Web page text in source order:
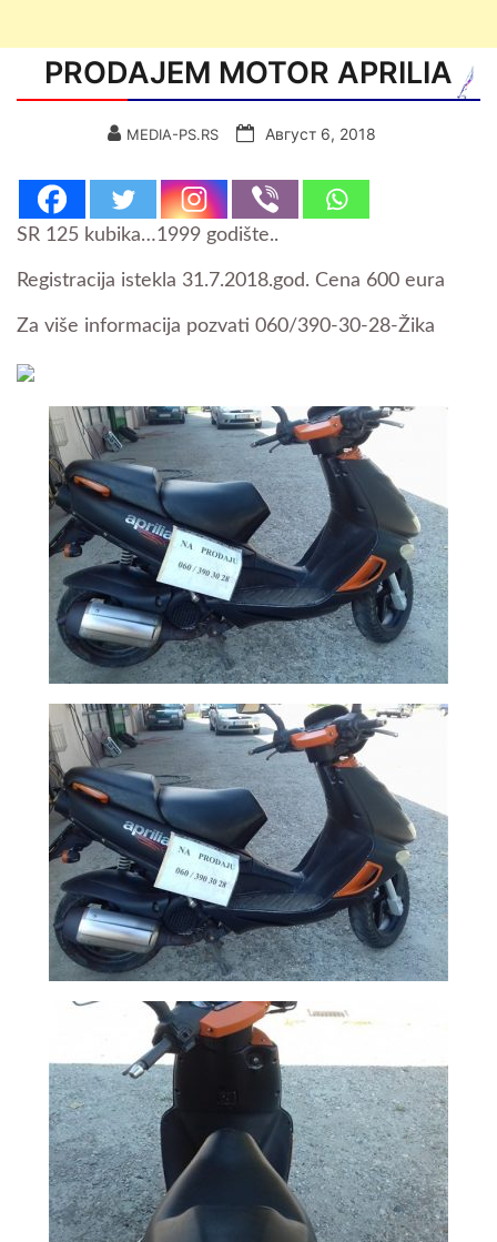
PRODAJEM MOTOR APRILIA
MEDIA-PS.RS Август 6, 2018
SR 125 kubika…1999 godište..
Registracija istekla 31.7.2018.god. Cena 600 eura
Za više informacija pozvati 060/390-30-28-Žika